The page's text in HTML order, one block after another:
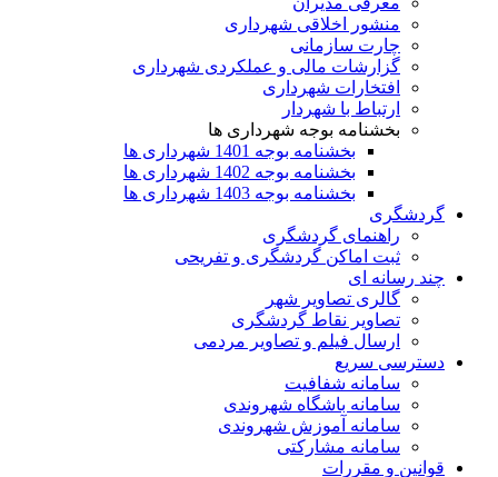
منشور اخلاقی شهرداری
چارت سازمانی
گزارشات مالی و عملکردی شهرداری
افتخارات شهرداری
ارتباط با شهردار
بخشنامه بوجه شهرداری ها
بخشنامه بوجه 1401 شهرداری ها
بخشنامه بوجه 1402 شهرداری ها
بخشنامه بوجه 1403 شهرداری ها
گردشگری
راهنمای گردشگری
ثبت اماکن گردشگری و تفریحی
چند رسانه ای
گالری تصاویر شهر
تصاویر نقاط گردشگری
ارسال فیلم و تصاویر مردمی
دسترسی سریع
سامانه شفافیت
سامانه باشگاه شهروندی
سامانه آموزش شهروندی
سامانه مشارکتی
قوانین و مقررات